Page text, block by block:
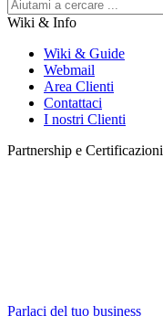
Wiki & Info
Wiki & Guide
Webmail
Area Clienti
Contattaci
I nostri Clienti
Partnership e Certificazioni
Parlaci del tuo business